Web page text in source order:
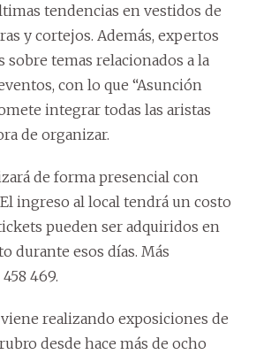
tendencias en vestidos de
y cortejos. Además, expertos
sobre temas relacionados a la
con lo que “Asunción
integrar todas las aristas
de organizar.
de forma presencial con
ingreso al local tendrá un costo
pueden ser adquiridos en
durante esos días. Más
469.
realizando exposiciones de
desde hace más de ocho